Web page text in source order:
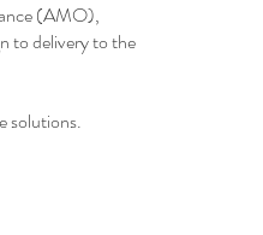
(AMO),
to delivery to the
solutions.